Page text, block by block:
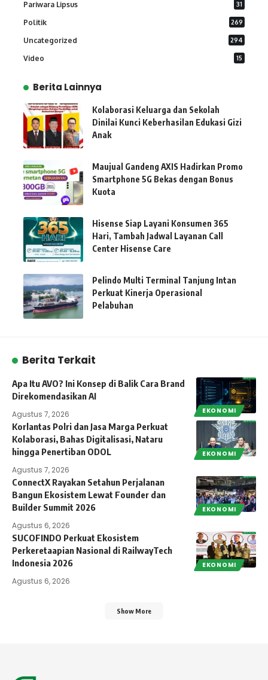
Pariwara Lipsus 31
Politik 269
Uncategorized 294
Video 15
Berita Lainnya
Kolaborasi Keluarga dan Sekolah
Dinilai Kunci Keberhasilan Edukasi Gizi
Anak
Maujual Gandeng AXIS Hadirkan Promo
Smartphone 5G Bekas dengan Bonus
Kuota
Hisense Siap Layani Konsumen 365
Hari, Tambah Jadwal Layanan Call
Center Hisense Care
Pelindo Multi Terminal Tanjung Intan
Perkuat Kinerja Operasional
Pelabuhan
Berita Terkait
EKONOMI
Apa Itu AVO? Ini Konsep di Balik Cara Brand
Direkomendasikan AI
Agustus 7, 2026
EKONOMI
Korlantas Polri dan Jasa Marga Perkuat
Kolaborasi, Bahas Digitalisasi, Nataru
hingga Penertiban ODOL
Agustus 7, 2026
EKONOMI
ConnectX Rayakan Setahun Perjalanan
Bangun Ekosistem Lewat Founder dan
Builder Summit 2026
Agustus 6, 2026
EKONOMI
SUCOFINDO Perkuat Ekosistem
Perkeretaapian Nasional di RailwayTech
Indonesia 2026
Agustus 6, 2026
Show More